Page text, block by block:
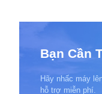
Bạn Cần
Hãy nhấc máy
hỗ trợ miễn phí.